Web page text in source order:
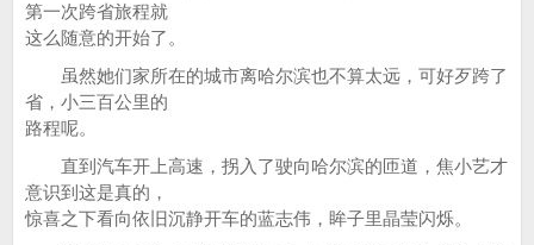
第一次跨省旅程就
这么随意的开始了。
虽然她们家所在的城市离哈尔滨也不算太远，可好歹跨了
省，小三百公里的
路程呢。
直到汽车开上高速，拐入了驶向哈尔滨的匝道，焦小艺才
意识到这是真的，
惊喜之下看向依旧沉静开车的蓝志伟，眸子里晶莹闪烁。